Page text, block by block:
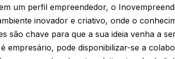
um perfil empreendedor, o
inovador e criativo, onde o
são chave para que a sua ideia venha a
empresário, pode disponibilizar-se a